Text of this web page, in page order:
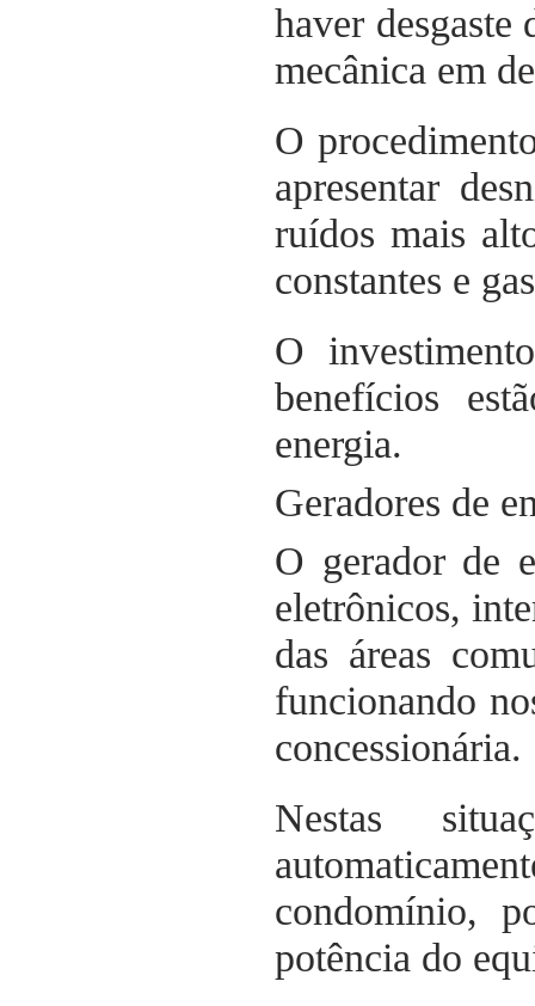
haver desgaste
mecânica em
O
apresentar
ruídos mais
constantes e
O
benefícios
energia.
Geradores de
O gerador de
eletrônicos,
das áreas
funcionando
concessionária.
Nestas
condomínio,
potência do